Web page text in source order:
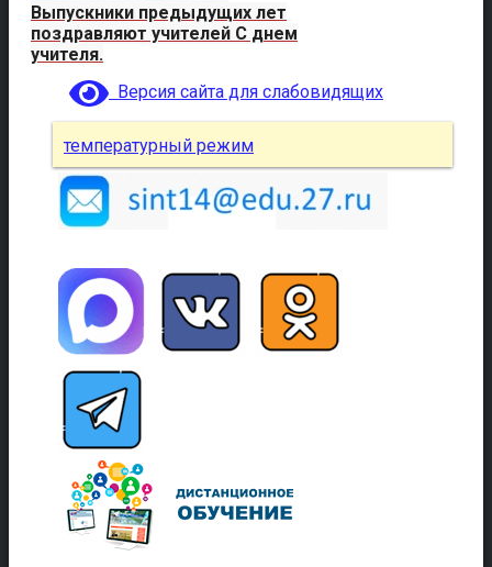
Выпускники предыдущих лет
поздравляют учителей С днем
учителя.
Версия сайта для слабовидящих
температурный режим